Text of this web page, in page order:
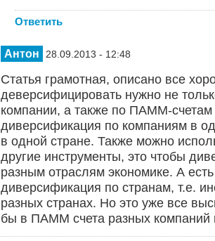
Ответить
Антон 28.09.2013 - 12:48
Статья грамотная, описано все
деверсифицировать нужно не
компании, а также по ПАММ-счетам
диверсификация по компаниям в
в одной стране. Также можно
другие инструменты, это чтобы
разным отраслям экономике. А
диверсификация по странам, т.е.
разных странах. Но это уже все
бы в ПАММ счета разных компаний